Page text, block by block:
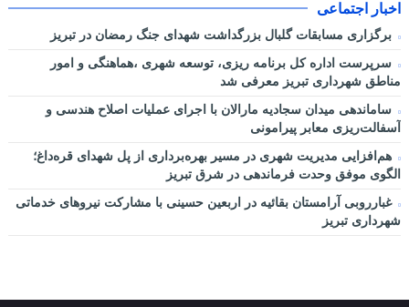
اخبار اجتماعی
برگزاری مسابقات گلبال بزرگداشت شهدای جنگ رمضان در تبریز
سرپرست اداره کل برنامه ریزی، توسعه شهری ،هماهنگی و امور
مناطق شهرداری تبریز معرفی شد
ساماندهی میدان سجادیه مارالان با اجرای عملیات اصلاح هندسی و
آسفالت‌ریزی معابر پیرامونی
هم‌افزایی مدیریت شهری در مسیر بهره‌برداری از پل شهدای قره‌داغ؛
الگوی موفق وحدت فرماندهی در شرق تبریز
غبارروبی آرامستان بقائیه در اربعین حسینی با مشارکت نیروهای خدماتی
شهرداری تبریز